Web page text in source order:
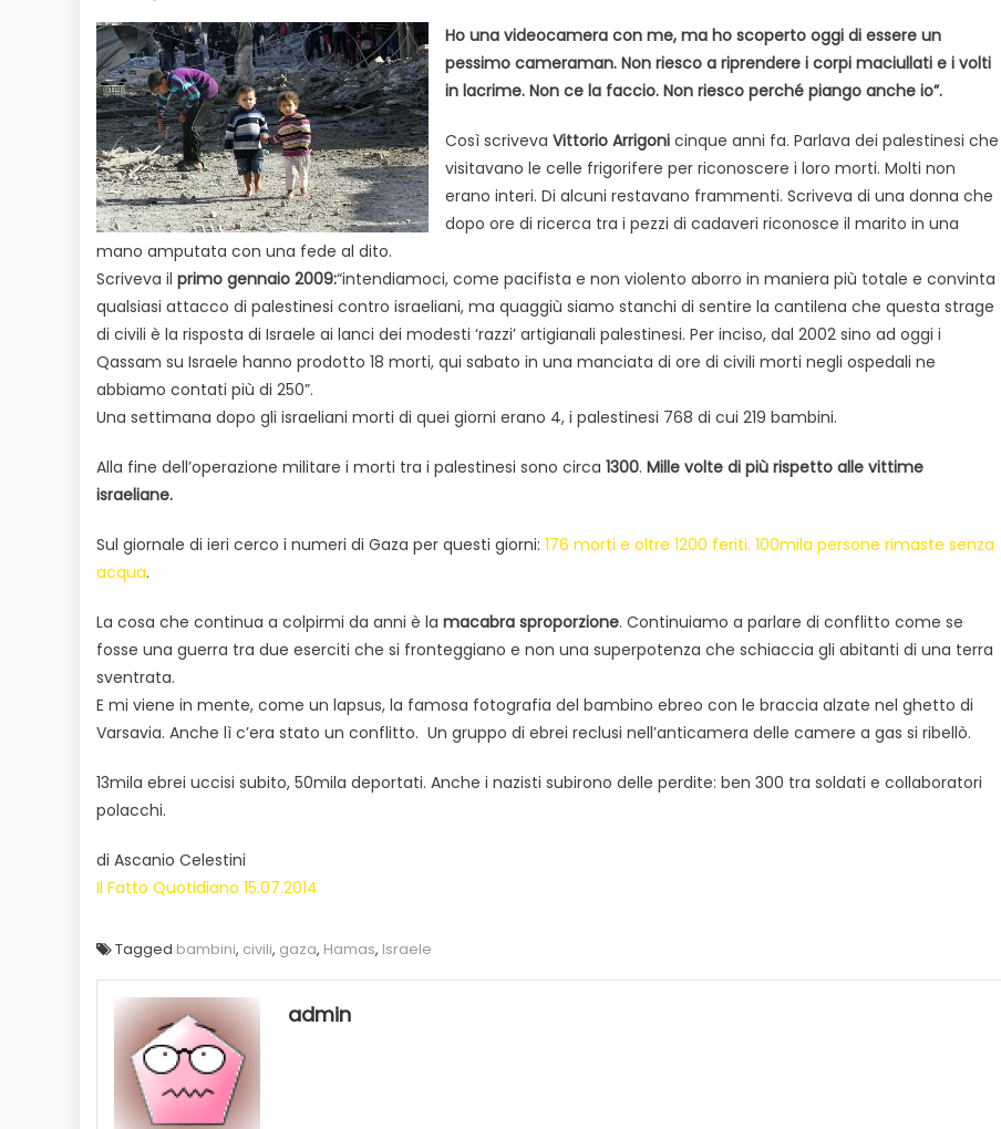
Ho una videocamera con me, ma ho scoperto oggi di essere un
pessimo cameraman. Non riesco a riprendere i corpi maciullati e i volti
in lacrime. Non ce la faccio. Non riesco perché piango anche io”.
Così scriveva Vittorio Arrigoni cinque anni fa. Parlava dei palestinesi che
visitavano le celle frigorifere per riconoscere i loro morti. Molti non
erano interi. Di alcuni restavano frammenti. Scriveva di una donna che
dopo ore di ricerca tra i pezzi di cadaveri riconosce il marito in una
mano amputata con una fede al dito.
Scriveva il primo gennaio 2009:“intendiamoci, come pacifista e non violento aborro in maniera più totale e convinta
qualsiasi attacco di palestinesi contro israeliani, ma quaggiù siamo stanchi di sentire la cantilena che questa strage
di civili è la risposta di Israele ai lanci dei modesti ‘razzi’ artigianali palestinesi. Per inciso, dal 2002 sino ad oggi i
Qassam su Israele hanno prodotto 18 morti, qui sabato in una manciata di ore di civili morti negli ospedali ne
abbiamo contati più di 250”.
Una settimana dopo gli israeliani morti di quei giorni erano 4, i palestinesi 768 di cui 219 bambini.
Alla fine dell’operazione militare i morti tra i palestinesi sono circa 1300. Mille volte di più rispetto alle vittime
israeliane.
Sul giornale di ieri cerco i numeri di Gaza per questi giorni: 176 morti e oltre 1200 feriti. 100mila persone rimaste senza
acqua.
La cosa che continua a colpirmi da anni è la macabra sproporzione. Continuiamo a parlare di conflitto come se
fosse una guerra tra due eserciti che si fronteggiano e non una superpotenza che schiaccia gli abitanti di una terra
sventrata.
E mi viene in mente, come un lapsus, la famosa fotografia del bambino ebreo con le braccia alzate nel ghetto di
Varsavia. Anche lì c’era stato un conflitto. Un gruppo di ebrei reclusi nell’anticamera delle camere a gas si ribellò.
13mila ebrei uccisi subito, 50mila deportati. Anche i nazisti subirono delle perdite: ben 300 tra soldati e collaboratori
polacchi.
di Ascanio Celestini
Il Fatto Quotidiano 15.07.2014
Tagged bambini, civili, gaza, Hamas, Israele
admin